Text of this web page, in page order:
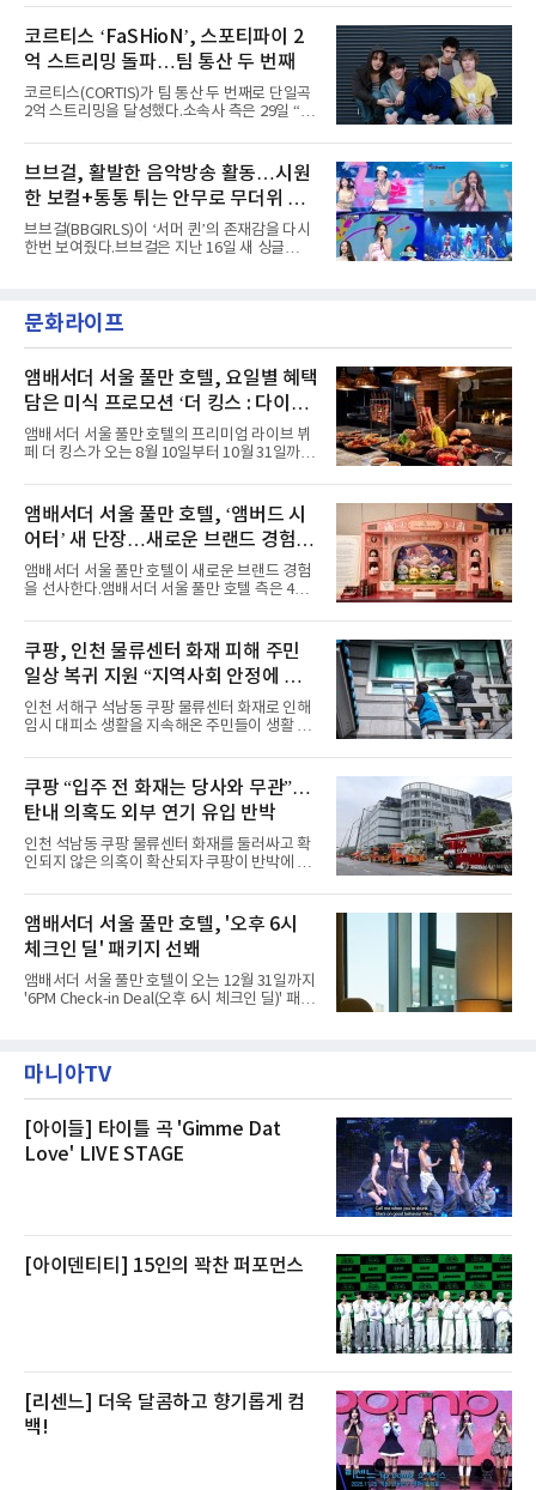
정적인 실력을 입증했고, 올해 '2026 어썸뮤직
페스티벌', '뷰티풀 민트 라이프 2026', '2026
heart(와일드 하트)’라는 제목이 붙은 콘셉트 포
토에는 멤버들의 본능적이고 야성적인 면모가
강렬하게 담겼다. 짙은 아이섀도와 푸른빛·금빛·
붉은빛의 컬러 렌즈가 비현실적인 분위기를 자
아내고, 여러 원색이 불규칙하게 뒤섞인 멀티컬
러 헤어와 과감한 블루·블랙 립 메이크업이 낯설
고도 매혹적인 비주얼을 완성했다.스타일링 역
엣을 거침없이 결합했다. 멤버들은 각기 다른 개
성을 살린 스타일링을 선
코르티스 ‘FaSHioN’, 스포티파이 2
억 스트리밍 돌파…팀 통산 두 번째
코르티스(CORTIS)가 팀 통산 두 번째로 단일곡
2억 스트리밍을 달성했다.소속사 측은 29일 “코
벌 오디오·음원 스트리밍 플랫폼 스포티파이에
서 27일 자로 누적 재생 수 2억 회를 돌파했
다”고 밝혔다.곡이 발표된 지 약 10개월 만이다.
팀의 첫 번째 2억 스트리밍 곡은 동일 음반에 수
록된 ‘GO!’다. 이 노래는 공개 약 9개월 만인 지
난달 26일 자에 2억 고지를 밟았다. 이는 최근 5
년 내 데뷔한 보이그룹의 곡 중 최단기 2억 달성
했다. “내 티, 5 bucks 바지는, 만원” 등 멤버들
의 라이프 스타일
브브걸, 활발한 음악방송 활동…시원
한 보컬+통통 튀는 안무로 무더위 사
냥
브브걸(BBGIRLS)이 ‘서머 퀸’의 존재감을 다시
한번 보여줬다.브브걸은 지난 16일 새 싱글
MBC '쇼! 음악중심', SBS '인기가요' 등 주요 음
악방송 무대에 올라 화려한 퍼포먼스를 펼쳤다.
력을 앞세워 매 무대 색다른 볼거리를 선사했다.
특히 화사한 파스텔 톤의 비치웨어부터 청량한
마린룩, 햇살 아래 반짝이는 물결을 연상시키는
스커트, 강렬한 붉은 계열의 스타일링까지 각기
다른 매력을 선보였다. 브브걸은 다채로운 여름
패션을 완벽하게 소화하며 보
문화라이프
앰배서더 서울 풀만 호텔, 요일별 혜택
담은 미식 프로모션 ‘더 킹스 : 다이닝
프리빌리지즈’ 선봬
앰배서더 서울 풀만 호텔의 프리미엄 라이브 뷔
페 더 킹스가 오는 8월 10일부터 10월 31일까지
즈’를 선보인다.앰배서더 서울 풀만 호텔 측은
“요일마다 다른 즐거움과 한층 깊어진 미식의 여
유를 경험할 수 있도록 기획했다”고 밝혔다.먼저
월요일과 화요일에는 한 주의 문을 여는 여유로
운 식사를 테마로 다양한 혜택이 마련된다. 런치
이용 시 성인 5인 이상 사전 예약 고객에게 성인
1인 무료 혜택을 제공하며, 디너 이용 시에는 성
유료 회원 고객을 대상으로 5% 추가 할인 또는
바우처 1매 추가
앰배서더 서울 풀만 호텔, ‘앰버드 시
어터’ 새 단장…새로운 브랜드 경험 선
사
앰배서더 서울 풀만 호텔이 새로운 브랜드 경험
을 선사한다.앰배서더 서울 풀만 호텔 측은 4일
이야기를 담은 인형 극장 콘셉트의 공간 ‘앰버드
시어터(Ambird Theater)’를 새롭게 선보인
다”고 밝혔다.앰배서더 서울 풀만 호텔은 로비
한편에 마련된 앰버드 존을 통해 앰버드의 세계
관을 소개해왔다. 앰버드 존은 앰버드가 우주여
행 중 수집한 다양한 굿즈를 전시한 '앰버드 플래
닛(Ambird Planet)과 계절별 플라워 연출로 사
라 극장을 모티브로 한 데코레이션으로 구성됐
다. 무대 공간 및 티켓 박스
쿠팡, 인천 물류센터 화재 피해 주민
일상 복귀 지원 “지역사회 안정에 총
력”
인천 서해구 석남동 쿠팡 물류센터 화재로 인해
임시 대피소 생활을 지속해온 주민들이 생활 터
필먼트서비스(CFS)가 지난 28일부터 화재 피해
주민을 대상으로 전문 출장 청소서비스 지원에
나섬으로써 본격적인 지역사회 복구 작업이 시
작된 것이다.대피소 주민 중심 청소 접수, 첫날
부터 2가구 지원 완료CFS는 신현초등학교, 신
현북초등학교, 신현여자중학교 등 인천 서해구
관내 임시 대피소 3곳에서 체류해온 화재 피해
민들의 호응 속에 CFS는 즉시 행동에 나섰다. 지
난 28일 오후 전문 청소업체와
쿠팡 “입주 전 화재는 당사와 무관”…
탄내 의혹도 외부 연기 유입 반박
인천 석남동 쿠팡 물류센터 화재를 둘러싸고 확
인되지 않은 의혹이 확산되자 쿠팡이 반박에 나
에 대해서는 외부 화재 연기 유입이라고 설명했
고, 2023년 같은 물류센터에서 발생한 화재에
대해서도 쿠팡 입주 전 공사 과정에서 벌어진 일
이라며 선을 그었다.쿠팡은 21일 인천 물류센터
내부에서 불이 타는 냄새가 났다는 의혹과 관련
해 “사실무근”이라는 입장을 밝혔다.회사 측은
“인근에서 지난 15일 다른 회사에서 발생한 대
것으로 확인됐다”고 설명했다.이어 “정확한 화
재 원인은 추후 조사될
앰배서더 서울 풀만 호텔, '오후 6시
체크인 딜' 패키지 선봬
앰배서더 서울 풀만 호텔이 오는 12월 31일까지
'6PM Check-in Deal(오후 6시 체크인 딜)' 패키
텔 측은 “퇴근 후 또는 주말 도심 속에서 짧지만
온전한 휴식을 원하는 고객들에게 특별한 경험
제큐티브 두 가지 타입으로 구성된다. 디럭스 패
키지는 객실 1박(룸 온리)으로 심플한 호캉스를
즐길 수 있으며, 이그제큐티브 패키지는 객실 1
마니아TV
[아이들] 타이틀 곡 'Gimme Dat
Love' LIVE STAGE
[아이덴티티] 15인의 꽉찬 퍼포먼스
[리센느] 더욱 달콤하고 향기롭게 컴
백!